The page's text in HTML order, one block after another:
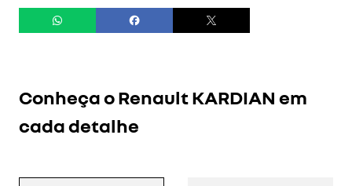
Conheça oRenault KARDIAN em
cada detalhe